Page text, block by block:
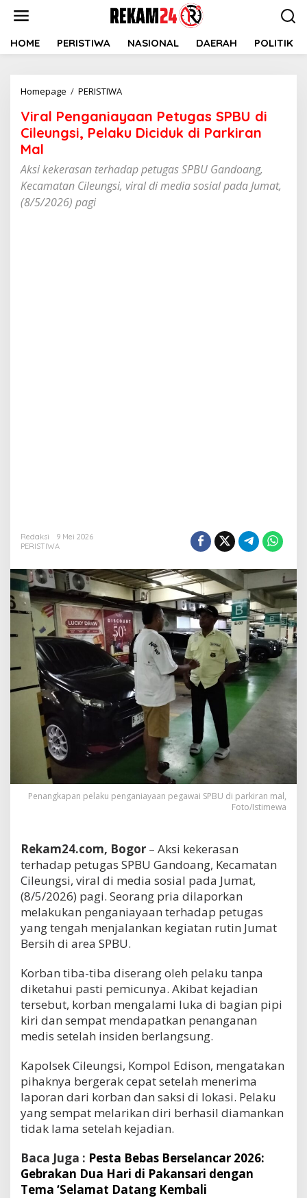
HOME PERISTIWA NASIONAL DAERAH POLITIK
Homepage / PERISTIWAViral
Petugas
SPBU
Pelaku
Diciduk
Viral Penganiayaan Petugas SPBU di
Cileungsi, Pelaku Diciduk di Parkiran
Mal
Aksi kekerasan terhadap petugas SPBU Gandoang,
Kecamatan Cileungsi, viral di media sosial pada Jumat,
(8/5/2026) pagi
Redaksi
9 Mei 2026
PERISTIWA
Penangkapan pelaku penganiayaan pegawai SPBU di parkiran mal,
Foto/Istimewa
Rekam24.com, Bogor – Aksi kekerasan
terhadap petugas SPBU Gandoang, Kecamatan
Cileungsi, viral di media sosial pada Jumat,
(8/5/2026) pagi. Seorang pria dilaporkan
melakukan penganiayaan terhadap petugas
yang tengah menjalankan kegiatan rutin Jumat
Bersih di area SPBU.
Korban tiba-tiba diserang oleh pelaku tanpa
diketahui pasti pemicunya. Akibat kejadian
tersebut, korban mengalami luka di bagian pipi
kiri dan sempat mendapatkan penanganan
medis setelah insiden berlangsung.
Kapolsek Cileungsi, Kompol Edison, mengatakan
pihaknya bergerak cepat setelah menerima
laporan dari korban dan saksi di lokasi. Pelaku
yang sempat melarikan diri berhasil diamankan
tidak lama setelah kejadian.
Baca Juga : Pesta Bebas Berselancar 2026:
Gebrakan Dua Hari di Pakansari dengan
Tema ‘Selamat Datang Kembali